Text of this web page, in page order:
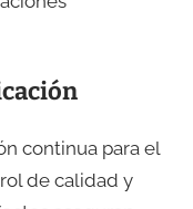
continua para el
de calidad y